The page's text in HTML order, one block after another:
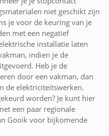
niet geschikt zijn
je voor de keuring van je
met een negatief
installatie laten
indien je de
Heb je de
door een vakman, dan
de elektriciteitswerken.
worden? Je kunt hier
een paar regionale
Gooik voor bijkomende